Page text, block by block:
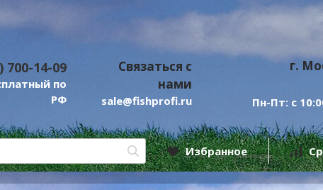
700-14-09
по
РФ
Связаться с
нами
sale@fishprofi.ru
г.
Пн-Пт: с
Избранное